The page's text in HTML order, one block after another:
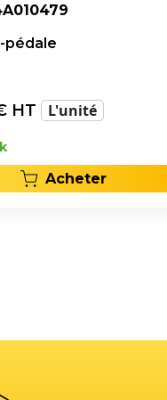
pédale
HT L'unité
Acheter